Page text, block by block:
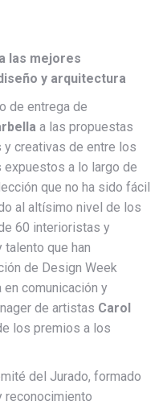
las mejores
y arquitectura
de entrega de
a las propuestas
creativas de entre los
a lo largo de
que no ha sido fácil
al altísimo nivel de los
60 interioristas y
que han
de Design Week
en comunicación y
de artistas Carol
los premios a los
del Jurado, formado
reconocimiento